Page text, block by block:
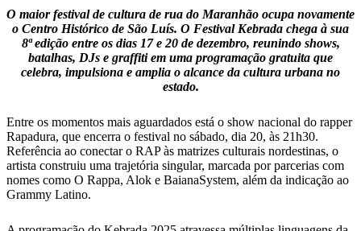
O maior festival de cultura de rua do Maranhão ocupa novamente
o Centro Histórico de São Luís. O Festival Kebrada chega à sua
8ª edição entre os dias 17 e 20 de dezembro, reunindo shows,
batalhas, DJs e graffiti em uma programação gratuita que
celebra, impulsiona e amplia o alcance da cultura urbana no
estado.
Entre os momentos mais aguardados está o show nacional do rapper
Rapadura, que encerra o festival no sábado, dia 20, às 21h30.
Referência ao conectar o RAP às matrizes culturais nordestinas, o
artista construiu uma trajetória singular, marcada por parcerias com
nomes como O Rappa, Alok e BaianaSystem, além da indicação ao
Grammy Latino.